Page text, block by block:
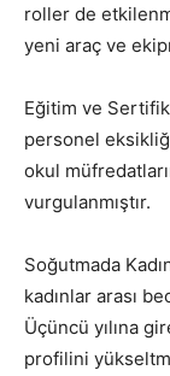
roller de
yeni araç ve
Eğitim ve
personel
okul
vurgulanmıştır.
Soğutmada
kadınlar arası
Üçüncü yılına
profilini